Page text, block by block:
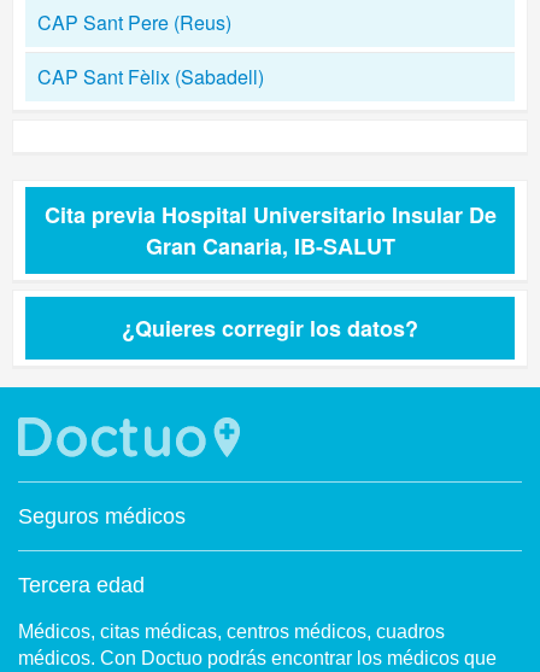
CAP Sant Pere (Reus)
CAP Sant Fèlix (Sabadell)
Cita previa Hospital Universitario Insular De
Gran Canaria, IB-SALUT
¿Quieres corregir los datos?
Seguros médicos
Tercera edad
Médicos, citas médicas, centros médicos, cuadros
médicos. Con Doctuo podrás encontrar los médicos que